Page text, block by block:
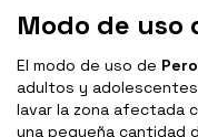
Modo de uso
El modo de uso de
adultos y
lavar la zona afectada
una pequeña cantidad